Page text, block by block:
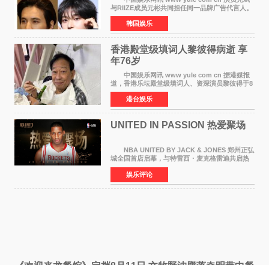
与RIIZE成员元彬共同担任同一品牌广告代言人。
6日据独家报道，继演员元斌之后，RIIZE元彬最
近也被选为某在线中介平台A公司的共同广告代言
人，两人将作
韩国娱乐
香港殿堂级填词人黎彼得病逝 享
年76岁​
中国娱乐网讯 www yule com cn 据港媒报
道，香港乐坛殿堂级填词人、资深演员黎彼得于8
月5日上午因病离世，终年76岁。好友钟志光透
露，黎彼得今年3月中风后便卧床休养，身体机能
持续衰退，最
港台娱乐
UNITED IN PASSION 热爱聚场
NBA UNITED BY JACK & JONES 郑州正弘
城全国首店启幕，与特雷西・麦克格雷迪共启热
爱 2026 年7 月21 日，
NBAUNITEDBYJACK&JONES 全国首店，于郑
州正弘城正式启幕。NBA 传奇球星
娱乐评论